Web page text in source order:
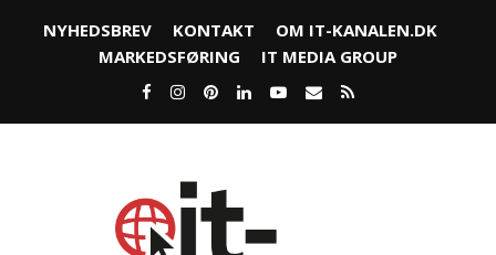
NYHEDSBREV KONTAKT
OM IT-KANALEN.DK
MARKEDSFØRING
IT MEDIA GROUP